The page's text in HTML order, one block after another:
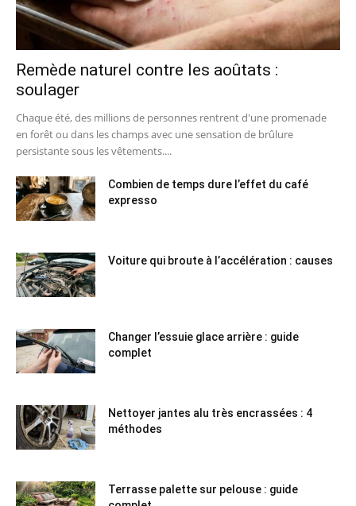
Remède naturel contre les aoûtats :
soulager
Chaque été, des millions de personnes rentrent d'une promenade
en forêt ou dans les champs avec une sensation de brûlure
persistante sous les vêtements....
Combien de temps dure l’effet du café
expresso
Voiture qui broute à l’accélération : causes
Changer l’essuie glace arrière : guide
complet
Nettoyer jantes alu très encrassées : 4
méthodes
Terrasse palette sur pelouse : guide